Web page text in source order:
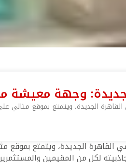
وجهة معيشة
الجديدة، ويتمتع بموقع مثالي
الجديدة، ويتمتع بموقع
لكل من المقيمين